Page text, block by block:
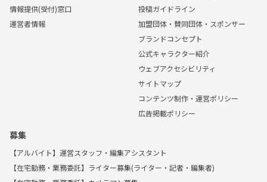
情報提供(受付)窓口
運営者情報
投稿ガイドライン
加盟団体・賛同団体・スポンサー
ブランドコンセプト
公式キャラクター紹介
ウェブアクセシビリティ
サイトマップ
コンテンツ制作・運営ポリシー
広告掲載ポリシー
募集
【アルバイト】運営スタッフ・編集アシスタント
【在宅勤務・業務委託】ライター募集(ライター・記者・編集者)